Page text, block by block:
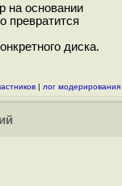
на основании
превратится
диска.
| лог модерирования